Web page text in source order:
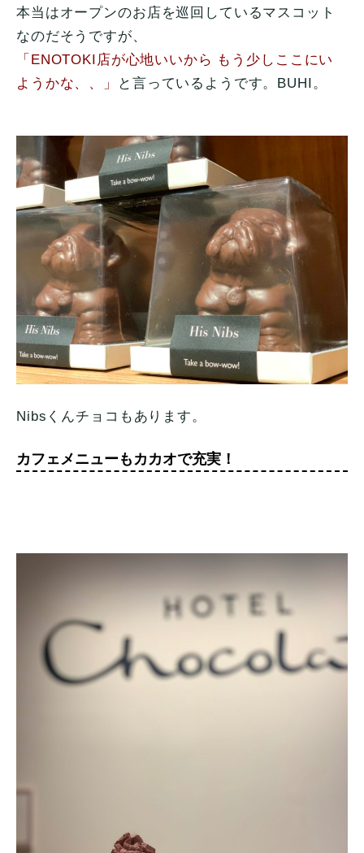
本当はオープンのお店を巡回しているマスコット
なのだそうですが、
「ENOTOKI店が心地いいから もう少しここにい
ようかな、、」
と言っているようです。BUHI。
Nibsくんチョコもあります。
カフェメニューもカカオで充実！